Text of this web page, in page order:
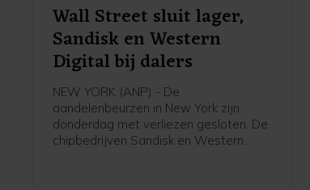
Wall Street sluit lager,
Sandisk en Western
Digital bij dalers
NEW YORK (ANP) - De
aandelenbeurzen in New York zijn
donderdag met verliezen gesloten. De
chipbedrijven Sandisk en Western